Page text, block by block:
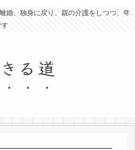
婚、独身に戻り、親の介護をしつつ、年
す
る道